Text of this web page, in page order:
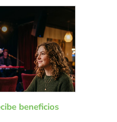
beneficios